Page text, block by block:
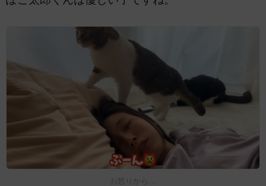
お怒りから…